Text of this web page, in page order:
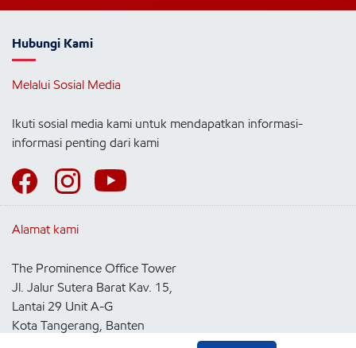
Hubungi Kami
Melalui Sosial Media
Ikuti sosial media kami untuk mendapatkan informasi-
informasi penting dari kami
Alamat kami
The Prominence Office Tower
Jl. Jalur Sutera Barat Kav. 15,
Lantai 29 Unit A-G
Kota Tangerang, Banten